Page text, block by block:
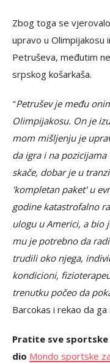
Zbog toga se
upravo u Olimpijakosu
Petruševa, međutim
srpskog košarkaša.
"Petrušev je među
Olimpijakosu. On je
mom mišljenju je
da igra i na
skače, dobar je u
'kompletan paket' u
godine katastrofalno
ulogu u Americi, a bio
mu je potrebno da
trudili oko njega,
kondicioni,
trenutku počeo da
Barcokas i rekao da ga
Pratite sve
dio Mondo sportske